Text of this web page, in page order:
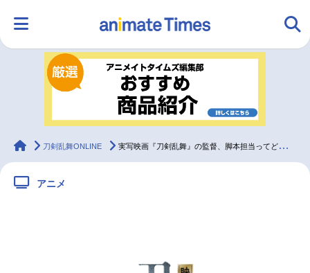
ランキング アニメ
ラジオ みんなの声
animateTimes
刀剣乱舞ONLINE 実写映画『刀剣乱舞』の監督、脚本担当ってどんな人？ 詳しく調べてみました！
アニメ